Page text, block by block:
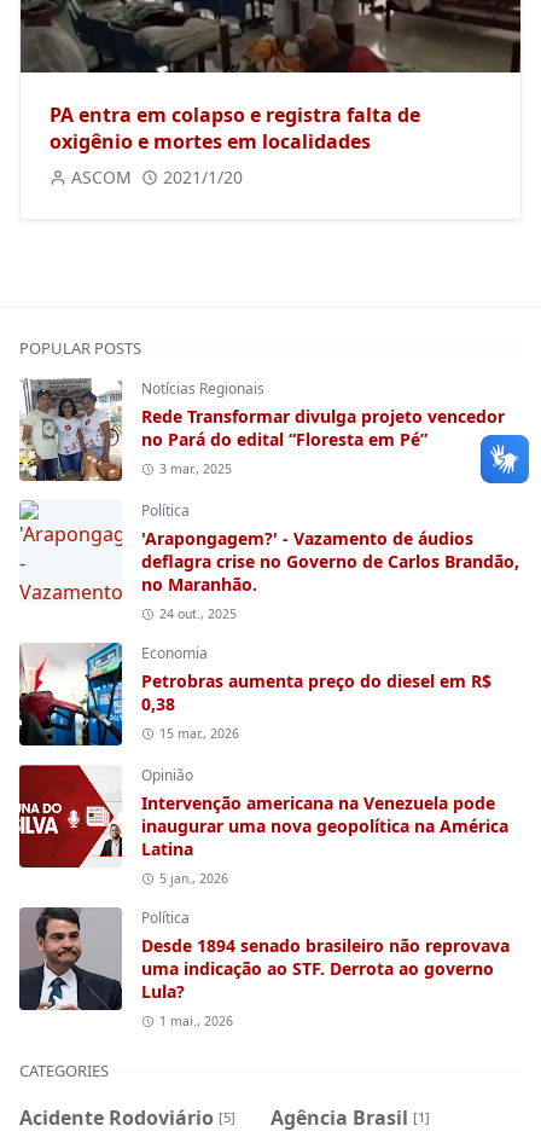
PA entra em colapso e registra falta de
oxigênio e mortes em localidades
ASCOM 2021/1/20
POPULAR POSTS
Notícias Regionais
Rede Transformar divulga projeto vencedor
no Pará do edital “Floresta em Pé”
3 mar., 2025
Política
'Arapongagem?' - Vazamento de áudios
deflagra crise no Governo de Carlos Brandão,
no Maranhão.
24 out., 2025
Economia
Petrobras aumenta preço do diesel em R$
0,38
15 mar., 2026
Opinião
Intervenção americana na Venezuela pode
inaugurar uma nova geopolítica na América
Latina
5 jan., 2026
Política
Desde 1894 senado brasileiro não reprovava
uma indicação ao STF. Derrota ao governo
Lula?
1 mai., 2026
CATEGORIES
Acidente Rodoviário [5] Agência Brasil [1]